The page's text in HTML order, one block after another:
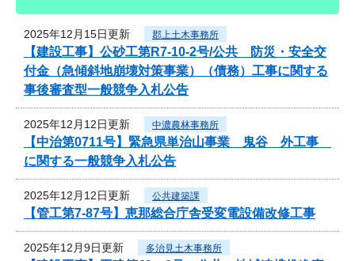
2025年12月15日更新 郡上土木事務所
【建設工事】公砂工第R7-10-2号/公共 防災・安全交
付金（急傾斜地崩壊対策事業）（債務）工事に関する
事後審査型一般競争入札公告
2025年12月12日更新 中濃農林事務所
【中治第0711号】緊急県単治山事業 鬼谷 外工事
に関する一般競争入札公告
2025年12月12日更新 公共建築課
【管工第7-87号】恵那総合庁舎受変電設備改修工事
2025年12月9日更新 多治見土木事務所